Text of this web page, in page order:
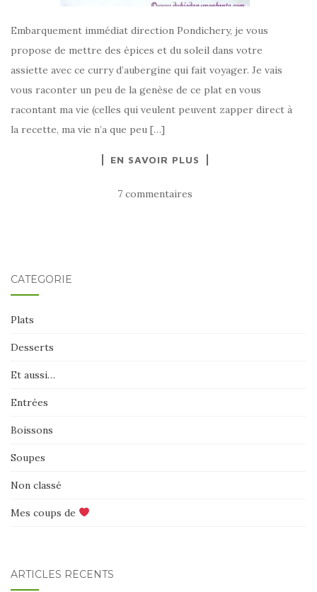
Embarquement immédiat direction Pondichery, je vous
propose de mettre des épices et du soleil dans votre
assiette avec ce curry d’aubergine qui fait voyager. Je vais
vous raconter un peu de la genèse de ce plat en vous
racontant ma vie (celles qui veulent peuvent zapper direct à
la recette, ma vie n’a que peu […]
EN SAVOIR PLUS
7 commentaires
CATÉGORIE
Plats
Desserts
Et aussi…
Entrées
Boissons
Soupes
Non classé
Mes coups de
ARTICLES RÉCENTS